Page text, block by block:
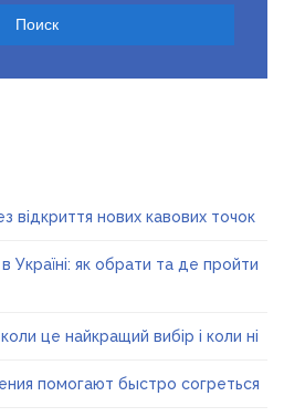
відкриття нових кавових точок
Україні: як обрати та де пройти
це найкращий вибір і коли ні
помогают быстро согреться